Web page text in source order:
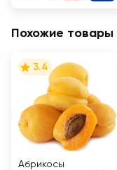
Похожие товары
3.4
Абрикосы